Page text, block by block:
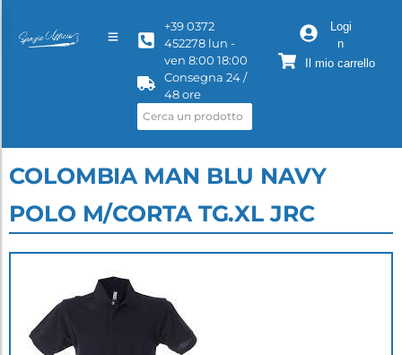
+39 0372
452278 lun -
ven 8:00 18:00
Consegna 24 /
48 ore
Logi
n
Il mio carrello
COLOMBIA MAN BLU NAVY
POLO M/CORTA TG.XL JRC